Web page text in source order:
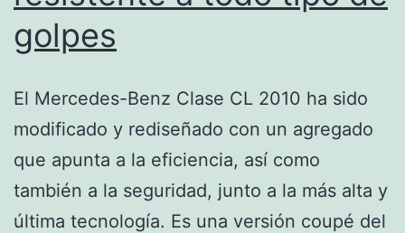
golpes
El Mercedes-Benz Clase CL 2010 ha sido
modificado y rediseñado con un agregado
que apunta a la eficiencia, así como
también a la seguridad, junto a la más alta y
última tecnología. Es una versión coupé del